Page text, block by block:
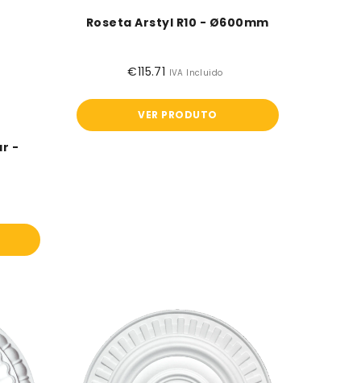
-
Roseta Arstyl R10 - Ø600mm
Preço
€115.71 IVA Incluido
VER PRODUTO
Gabi
-
Homestar
-